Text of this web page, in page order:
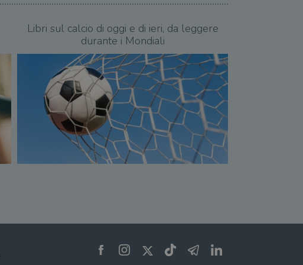
Libri sul calcio di oggi e di ieri, da leggere
durante i Mondiali